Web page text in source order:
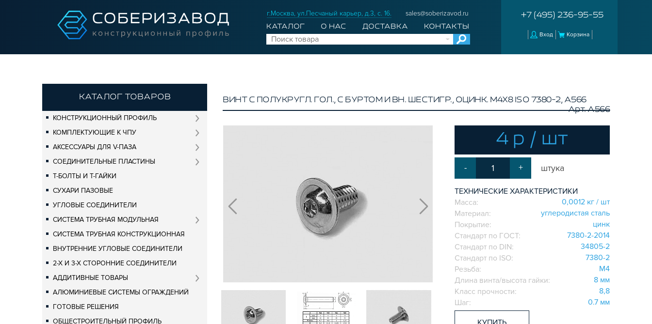
г.Москва, ул.Песчаный карьер, д.3, с. 16. sales@soberizavod.ru
КАТАЛОГ О НАС ДОСТАВКА КОНТАКТЫ
+7 (495) 236-95-55
Вход Корзина
КАТАЛОГ ТОВАРОВ
КОНСТРУКЦИОННЫЙ ПРОФИЛЬ
КОМПЛЕКТУЮЩИЕ К ЧПУ
АКСЕССУАРЫ ДЛЯ V-ПАЗА
СОЕДИНИТЕЛЬНЫЕ ПЛАСТИНЫ
Т-БОЛТЫ И Т-ГАЙКИ
СУХАРИ ПАЗОВЫЕ
УГЛОВЫЕ СОЕДИНИТЕЛИ
СИСТЕМА ТРУБНАЯ МОДУЛЬНАЯ
СИСТЕМА ТРУБНАЯ КОНСТРУКЦИОННАЯ
ВНУТРЕННИЕ УГЛОВЫЕ СОЕДИНИТЕЛИ
2-Х И 3-Х СТОРОННИЕ СОЕДИНИТЕЛИ
АДДИТИВНЫЕ ТОВАРЫ
АЛЮМИНИЕВЫЕ СИСТЕМЫ ОГРАЖДЕНИЙ
ГОТОВЫЕ РЕШЕНИЯ
ОБЩЕСТРОИТЕЛЬНЫЙ ПРОФИЛЬ
ВИНТ С ПОЛУКРУГЛ. ГОЛ., С БУРТОМ И ВН. ШЕСТИГР., ОЦИНК. М4Х8 ISO 7380-2, A566
Арт. A566
4 р / шт
- + штука
ТЕХНИЧЕСКИЕ ХАРАКТЕРИСТИКИ
Масса:
0,0012 кг / шт
Материал:
углеродистая сталь
Покрытие:
цинк
Стандарт по ГОСТ:
7380-2-2014
Стандарт по DIN:
34805-2
Стандарт по ISO:
7380-2
Резьба:
M4
Длина винта/высота гайки:
8 мм
Класс прочности:
8,8
Шаг:
0.7 мм